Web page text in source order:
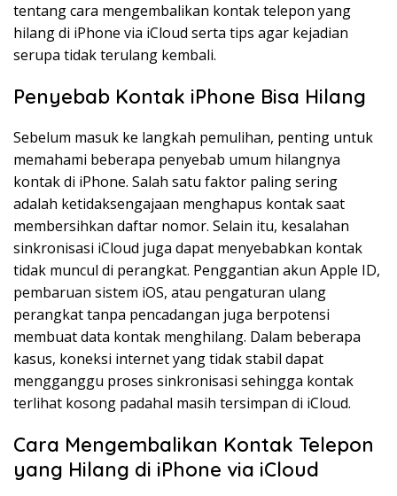
tentang cara mengembalikan kontak telepon yang
hilang di iPhone via iCloud serta tips agar kejadian
serupa tidak terulang kembali.
Penyebab Kontak iPhone Bisa Hilang
Sebelum masuk ke langkah pemulihan, penting untuk
memahami beberapa penyebab umum hilangnya
kontak di iPhone. Salah satu faktor paling sering
adalah ketidaksengajaan menghapus kontak saat
membersihkan daftar nomor. Selain itu, kesalahan
sinkronisasi iCloud juga dapat menyebabkan kontak
tidak muncul di perangkat. Penggantian akun Apple ID,
pembaruan sistem iOS, atau pengaturan ulang
perangkat tanpa pencadangan juga berpotensi
membuat data kontak menghilang. Dalam beberapa
kasus, koneksi internet yang tidak stabil dapat
mengganggu proses sinkronisasi sehingga kontak
terlihat kosong padahal masih tersimpan di iCloud.
Cara Mengembalikan Kontak Telepon
yang Hilang di iPhone via iCloud